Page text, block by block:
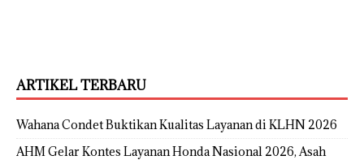
ARTIKEL TERBARU
Wahana Condet Buktikan Kualitas Layanan di KLHN 2026
AHM Gelar Kontes Layanan Honda Nasional 2026, Asah